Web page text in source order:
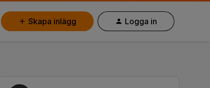
Skapa inlägg Logga in